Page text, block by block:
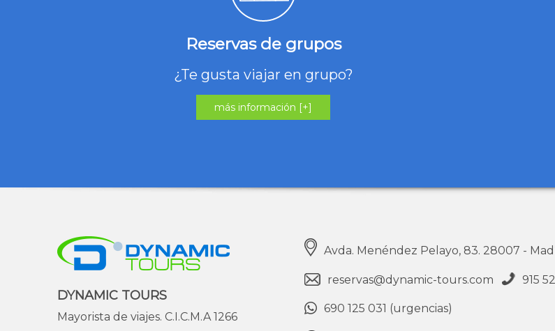
Reservas de grupos
¿Te gusta viajar en grupo?
más información [+]
DYNAMIC TOURS
Mayorista de viajes. C.I.C.M.A 1266
Avda. Menéndez Pelayo, 83. 28007 -
reservas@dynamic-tours.com 915
690 125 031 (urgencias)